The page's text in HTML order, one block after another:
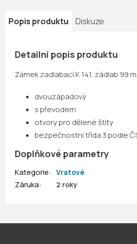
Popis produktu Diskuze
Detailní popis produktu
Zámek zadlabací K 141, zádlab 99
dvouzápadový
s převodem
otvory pro dělené štíty
bezpečnostní třída 3 podle
Doplňkové parametry
Kategorie: Vratové
Záruka: 2 roky